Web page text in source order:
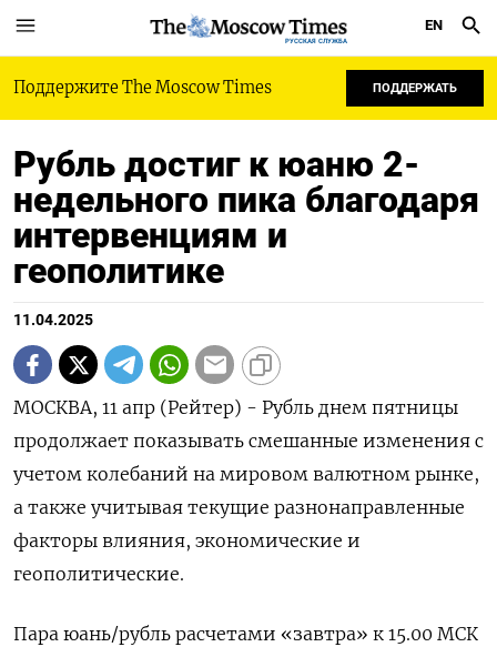
РУССКАЯ СЛУЖБА
EN
Поддержите The Moscow Times ПОДДЕРЖАТЬ
Рубль достиг к юаню 2-
недельного пика благодаря
интервенциям и
геополитике
11.04.2025
МОСКВА, 11 апр (Рейтер) - Рубль днем пятницы
продолжает показывать смешанные изменения с
учетом колебаний на мировом валютном рынке,
а также учитывая текущие разнонаправленные
факторы влияния, экономические и
геополитические.
Пара юань/рубль расчетами «завтра» к 15.00 МСК